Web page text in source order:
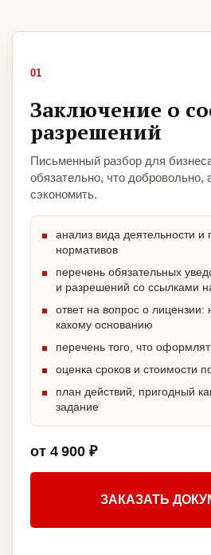
01
Заключение о
разрешений
Письменный разбор для
обязательно, что добровольно,
сэкономить.
анализ вида деятельности
нормативов
перечень обязательных
и разрешений со ссылками
ответ на вопрос о лицензии:
какому основанию
перечень того, что
оценка сроков и стоимости
план действий, пригодный
задание
от 4 900 ₽
ЗАКАЗАТЬ